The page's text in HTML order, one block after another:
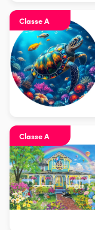
Classe A
Classe A